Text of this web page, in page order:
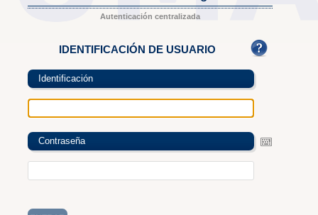
Autenticación centralizada
IDENTIFICACIÓN DE USUARIO
Identificación
Contraseña